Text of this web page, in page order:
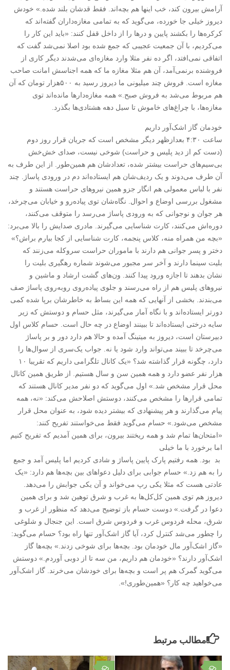
آرامش بیرون کند، خب اینها هم بچه‌اند. فقط قدشان بلند شده.» خودش
دیروز خیلی جا خورده، می‌گوید که به تمامی مغازه‌داران گفته‌اند که
کرکره‌ها را بکشند پایین و درها را از داخل قفل کنند: «باید این کار را
می‌کردیم، با آن جمعیت عجیبی که جمع شده بود اصلا نمی‌شد گفت که
اتفاقی نمی‌افتد، اگر ده نفر مثلا وارد مغازه‌ای می‌شدند دیگر کاری از
فروشنده برنمی‌آمد، آن هم مثلا مغازه ما که همه اجناسش امانت صاحب
مغازه است. فروش چند میلیونی ما دیروز رسید به ۵۰۰هزار تومان که آن
هم مربوط می‌شد به فروش صبح.» همه مغازه‌دارها مانده‌اند توی
مغازه‌ها، با چراغ‌های خاموش تا سیل دهه هشتادی‌ها بگذرد.
خودمان گاز اشک‌آور داریم
ساعت ۴:۳۰ بعدازظهر دیگر مشخص است که جریان قرار روز دوم
(دست کم از دید پلیس و حراست) شوخی نیست، صدای خش‌خش
بی‌سیم‌های حراست بیشتر شده، تعدادشان هم همین‌طور. از این طرف به
آن طرف می‌دوند و یک ردیف‌شان هم ایستاده‌اند دم در ورودی پاساژ. چند
نفر با لباس معمولی هم انگار جزو همین نیروهای حراست هستند و
مشغول بررسی اوضاع و احوال. نگاه‌شان توی پیاده‌رو و خیابان می‌چرخد،
هر جوان و نوجوانی که به ورودی پاساژ می‌رسد را متوقف می‌کنند،
دوره‌اش می‌کنند، کارت شناسایی می‌گیرند. مادری صدایش را بالا می‌برد:
«بچه من همراه منه، کلاس پنجمه، کارت شناسایی از کجا بیارم براش؟»
دختر و پسر جوانی هم دارند با ماموران حراست سروکله می‌زنند که
بلیت سینما دارند و آخر سر مجبور می‌شوند شماره رهگیری بلیت را
نشان بدهند تا اجازه ورود پیدا کنند. ون‌های گشت ارشاد و ماشین و
نیروهای پلیس هم از راه می‌رسند و جلوی پیاده‌روی روبه‌روی پاساژ صف
می‌بندند. بخشی از آنهایی که همه این بساط به خاطرشان برپا شده کمی
دورتر ایستاده‌اند و با نگاه آمار می‌گیرند، مثل حسام و دوستش که زیر
سایه درختی ایستاده‌اند تا ببینند اوضاع در چه حال است. حسام کلاس اول
دبیرستان است، دیروز به میتینگ آمده و حالا هم دارد دور و بر پاساژ
می‌چرخد تا ببیند می‌تواند وارد شود یا نه. جواب یک‌سری از سوال‌ها را
دارد، چگونه قرار گذاشته شد؟ «یک کانال تلگرامی داریم که تقریبا ۱۰
هزار نفر عضو دارد و همه همین سن و سال هستیم. از طریق همین کانال
محل قرار مشخص شد.» اول می‌گوید که دو نفر مدیر کانال هستند که
تمامی قرارها را مشخص می‌کنند، دوستش اصلاحش می‌کند: «نه، همه
پیام می‌گذارند و هر پیشنهادی که بیشتر دیده شود، به عنوان محل قرار
مشخص می‌شود.» حسام می‌گوید فقط می‌خواستند تفریح کنند:
«امتحان‌ها تمام شد و همه ریختند بیرون، برای همین آمدیم که تفریح کنیم
اما برخورد با ما خیلی
بد بود. همه رفتیم پارک پایین پاساژ و شادی کردیم اما پلیس آمد و جمع
را به هم زد.» حسام جوابی برای دلیل دعواهای بین بچه‌ها هم دارد: «یک
عادتی هست که مثلا یکی رپ می‌خواند و آن یکی جوابش را می‌دهد.
دیروز هم توی همین کل‌کل‌ها به غرب و شرق توهین شد و برای همین
دعوا در گرفت.» دوست حسام باز توضیح می‌دهد که منظور از غرب و
شرق، محله فردوس غرب و فردوس شرق است. این جنجال و شلوغی
را چطور می‌شد کنترل کرد، آیا گاز اشک‌آور تنها راه بود؟ حسام می‌گوید:
«گاز اشک‌آور مال خودمان بود. بچه‌ها برای شوخی زدند.» بچه‌ها گاز
اشک‌آور دارند؟ «خودمان هم داریم، من سه تا از دوبی آوردم.» دوستش
می‌گوید گمرک هم پر است و بچه‌ها برای خودشان می‌خرند. گاز اشک‌آور
می‌خواهید چه کار؟ «همین‌طوری!».
مطالب مرتبط
۰ ۰